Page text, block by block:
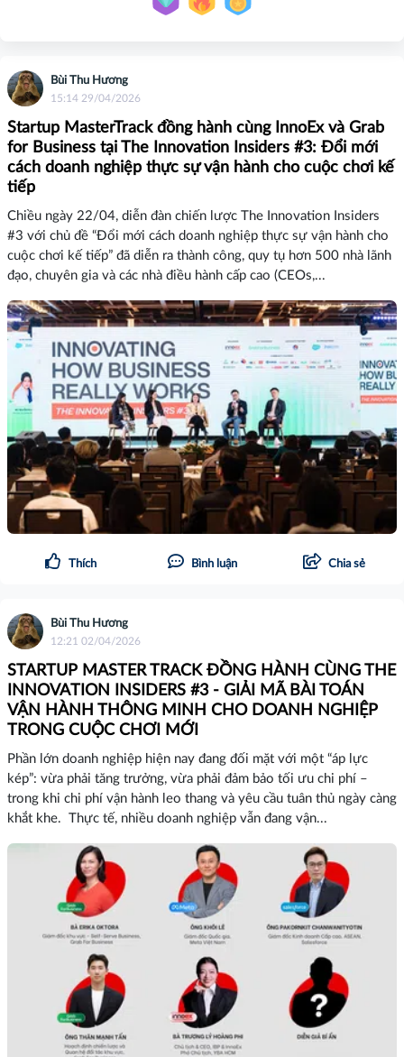
Bùi Thu Hương
15:14 29/04/2026
Startup MasterTrack đồng hành cùng InnoEx và Grab
for Business tại The Innovation Insiders #3: Đổi mới
cách doanh nghiệp thực sự vận hành cho cuộc chơi kế
tiếp
Chiều ngày 22/04, diễn đàn chiến lược The Innovation Insiders
#3 với chủ đề “Đổi mới cách doanh nghiệp thực sự vận hành cho
cuộc chơi kế tiếp” đã diễn ra thành công, quy tụ hơn 500 nhà lãnh
đạo, chuyên gia và các nhà điều hành cấp cao (CEOs,...
Thích Bình luận Chia sẻ
Bùi Thu Hương
12:21 02/04/2026
STARTUP MASTER TRACK ĐỒNG HÀNH CÙNG THE
INNOVATION INSIDERS #3 - GIẢI MÃ BÀI TOÁN
VẬN HÀNH THÔNG MINH CHO DOANH NGHIỆP
TRONG CUỘC CHƠI MỚI
Phần lớn doanh nghiệp hiện nay đang đối mặt với một “áp lực
kép”: vừa phải tăng trưởng, vừa phải đảm bảo tối ưu chi phí –
trong khi chi phí vận hành leo thang và yêu cầu tuân thủ ngày càng
khắt khe. Thực tế, nhiều doanh nghiệp vẫn đang vận...